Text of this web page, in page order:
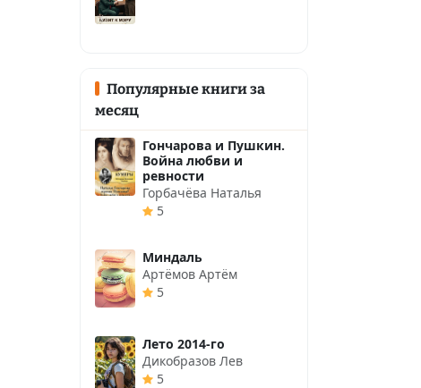
Популярные книги за
месяц
Гончарова и Пушкин.
Война любви и
ревности
Горбачёва Наталья
5
Миндаль
Артёмов Артём
5
Лето 2014-го
Дикобразов Лев
5